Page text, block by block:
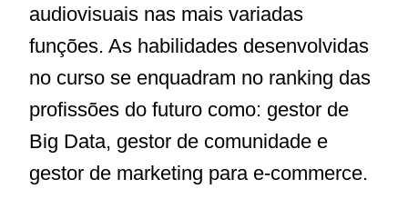
audiovisuais nas mais variadas
funções. As habilidades desenvolvidas
no curso se enquadram no ranking das
profissões do futuro como: gestor de
Big Data, gestor de comunidade e
gestor de marketing para e-commerce.